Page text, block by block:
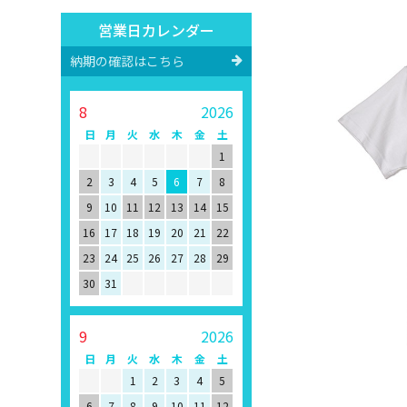
営業日カレンダー
納期の確認はこちら
8 2026
日 月 火 水 木 金
土
1
2
3 4 5 6 7
8
9
10 11 12 13 14
15
16
17 18 19 20 21
22
23
24 25 26 27 28
29
30
31
9 2026
日 月 火 水 木 金
土
1
2 3 4
5